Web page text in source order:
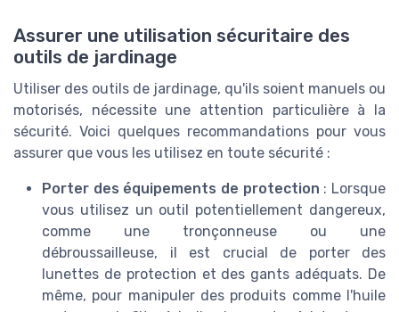
Assurer une utilisation sécuritaire des
outils de jardinage
Utiliser des outils de jardinage, qu'ils soient manuels ou
motorisés, nécessite une attention particulière à la
sécurité. Voici quelques recommandations pour vous
assurer que vous les utilisez en toute sécurité :
Porter des équipements de protection : Lorsque
vous utilisez un outil potentiellement dangereux,
comme une tronçonneuse ou une
débroussailleuse, il est crucial de porter des
lunettes de protection et des gants adéquats. De
même, pour manipuler des produits comme l'huile